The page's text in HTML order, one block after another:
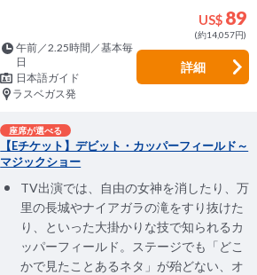
US$ 89
(約14,057円)
午前／2.25時間／基本毎
日
日本語ガイド
ラスベガス発
詳細
座席が選べる
【Eチケット】デビット・カッパーフィールド～
マジックショー
TV出演では、自由の女神を消したり、万
里の長城やナイアガラの滝をすり抜けた
り、といった大掛かりな技で知られるカ
ッパーフィールド。ステージでも「どこ
かで見たことあるネタ」が殆どない、オ